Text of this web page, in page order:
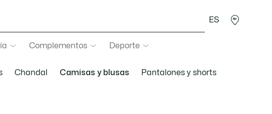
Complementos Deporte
ES
Chandal Camisas y blusas
Pantalones y shorts